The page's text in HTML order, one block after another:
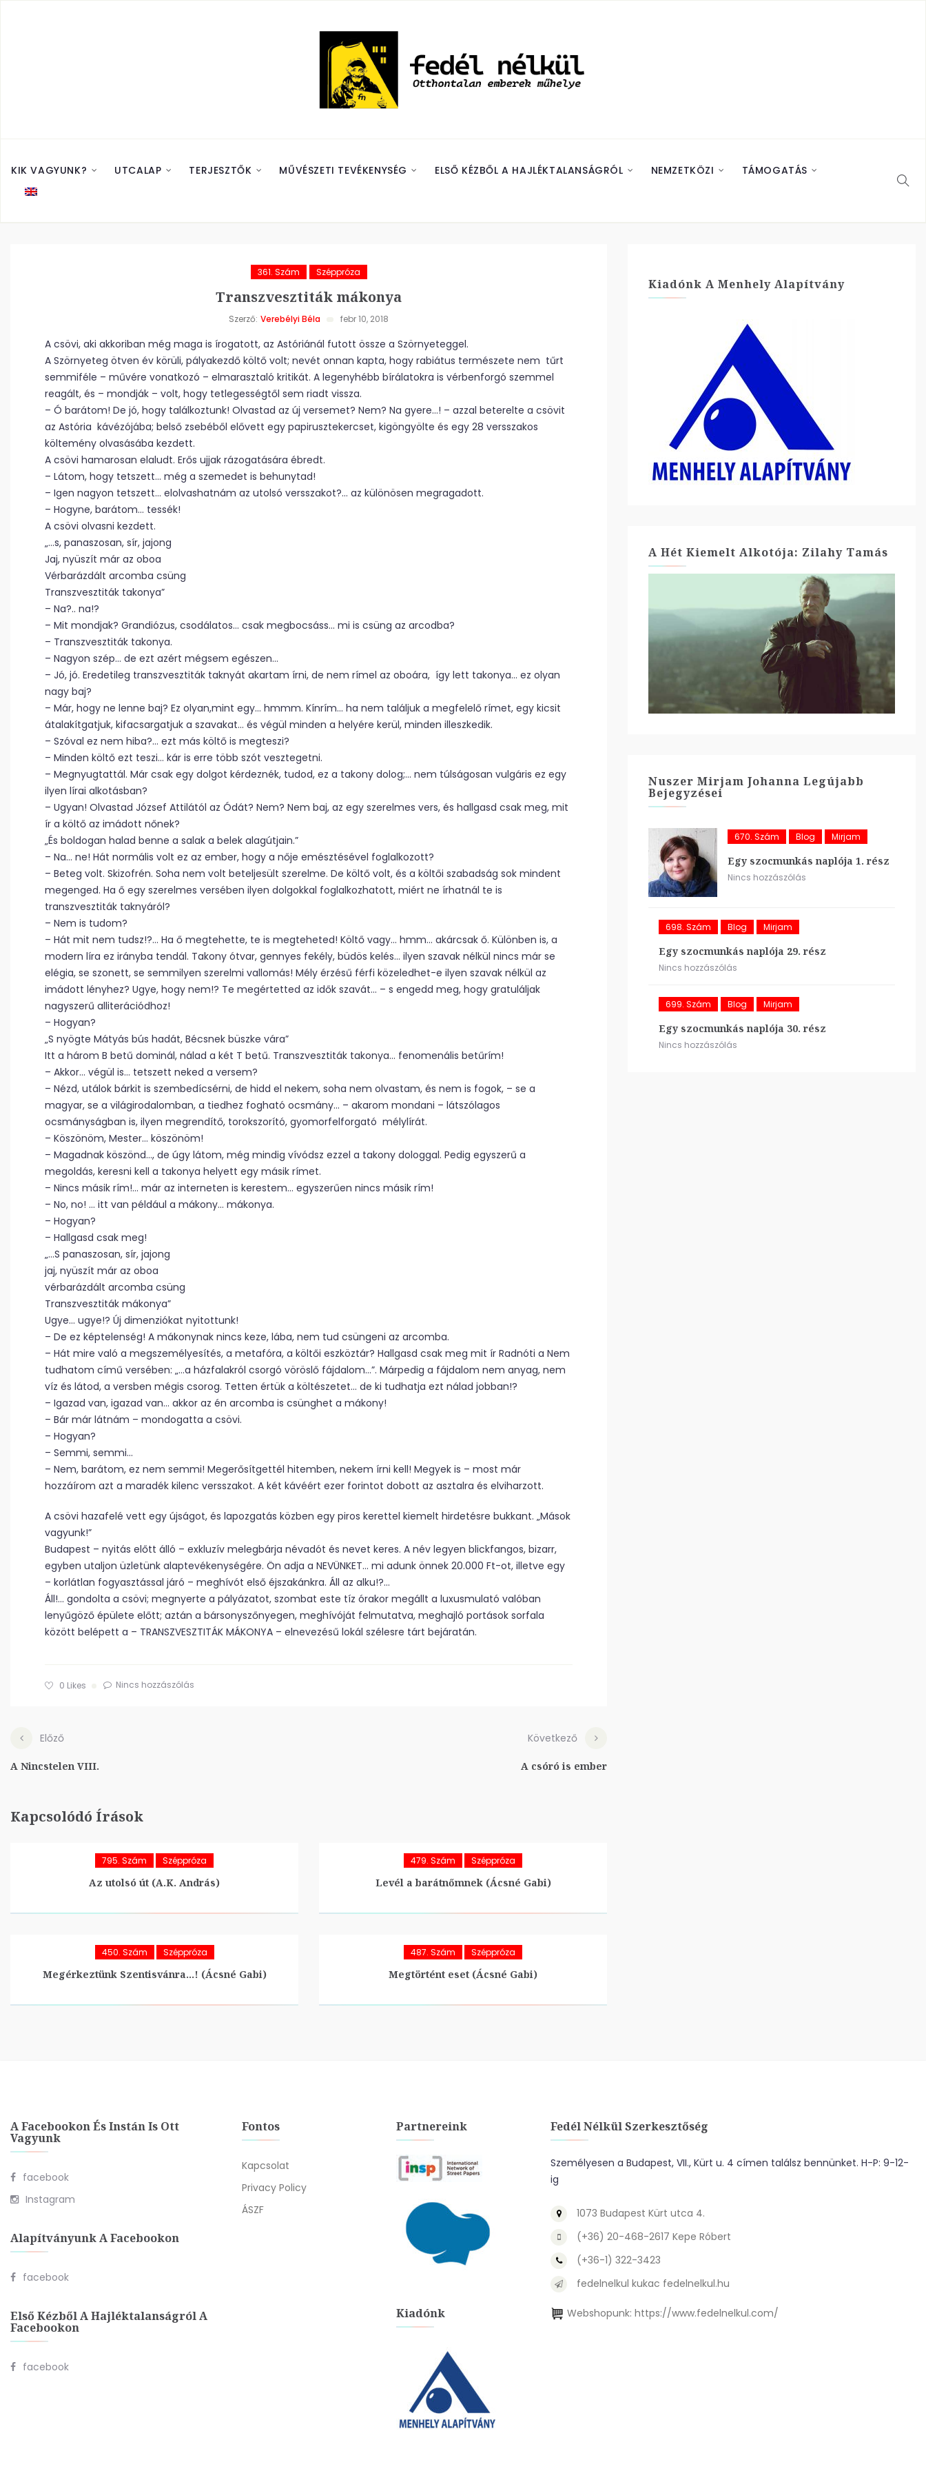
KIK VAGYUNK? UTCALAP TERJESZTŐK MŰVÉSZETI TEVÉKENYSÉG ELSŐ KÉZBŐL A HAJLÉKTALANSÁGRÓL NEMZETKÖZI TÁMOGATÁS
361. Szám Széppróza
Transzvesztiták mákonya
Szerző: Verebélyi Béla febr 10, 2018
A csövi, aki akkoriban még maga is írogatott, az Astóriánál futott össze a Szörnyeteggel.
A Szörnyeteg ötven év körüli, pályakezdő költő volt; nevét onnan kapta, hogy rabiátus természete nem tűrt
semmiféle – művére vonatkozó – elmarasztaló kritikát. A legenyhébb bírálatokra is vérbenforgó szemmel
reagált, és – mondják – volt, hogy tetlegességtől sem riadt vissza.
– Ó barátom! De jó, hogy találkoztunk! Olvastad az új versemet? Nem? Na gyere…! – azzal beterelte a csövit
az Astória kávézójába; belső zsebéből elővett egy papirusztekercset, kigöngyölte és egy 28 versszakos
költemény olvasásába kezdett.
A csövi hamarosan elaludt. Erős ujjak rázogatására ébredt.
– Látom, hogy tetszett… még a szemedet is behunytad!
– Igen nagyon tetszett… elolvashatnám az utolsó versszakot?… az különösen megragadott.
– Hogyne, barátom… tessék!
A csövi olvasni kezdett.
„…s, panaszosan, sír, jajong
Jaj, nyüszít már az oboa
Vérbarázdált arcomba csüng
Transzvesztiták takonya”
– Na?.. na!?
– Mit mondjak? Grandiózus, csodálatos… csak megbocsáss… mi is csüng az arcodba?
– Transzvesztiták takonya.
– Nagyon szép… de ezt azért mégsem egészen…
– Jó, jó. Eredetileg transzvesztiták taknyát akartam írni, de nem rímel az oboára, így lett takonya… ez olyan
nagy baj?
– Már, hogy ne lenne baj? Ez olyan,mint egy… hmmm. Kínrím… ha nem találjuk a megfelelő rímet, egy kicsit
átalakítgatjuk, kifacsargatjuk a szavakat… és végül minden a helyére kerül, minden illeszkedik.
– Szóval ez nem hiba?… ezt más költő is megteszi?
– Minden költő ezt teszi… kár is erre több szót vesztegetni.
– Megnyugtattál. Már csak egy dolgot kérdeznék, tudod, ez a takony dolog;… nem túlságosan vulgáris ez egy
ilyen lírai alkotásban?
– Ugyan! Olvastad József Attilától az Ódát? Nem? Nem baj, az egy szerelmes vers, és hallgasd csak meg, mit
ír a költő az imádott nőnek?
„És boldogan halad benne a salak a belek alagútjain.”
– Na… ne! Hát normális volt ez az ember, hogy a nője emésztésével foglalkozott?
– Beteg volt. Skizofrén. Soha nem volt beteljesült szerelme. De költő volt, és a költői szabadság sok mindent
megenged. Ha ő egy szerelmes versében ilyen dolgokkal foglalkozhatott, miért ne írhatnál te is
transzvesztiták taknyáról?
– Nem is tudom?
– Hát mit nem tudsz!?… Ha ő megtehette, te is megteheted! Költő vagy… hmm… akárcsak ő. Különben is, a
modern líra ez irányba tendál. Takony ótvar, gennyes fekély, büdös kelés… ilyen szavak nélkül nincs már se
elégia, se szonett, se semmilyen szerelmi vallomás! Mély érzésű férfi közeledhet-e ilyen szavak nélkül az
imádott lényhez? Ugye, hogy nem!? Te megértetted az idők szavát… – s engedd meg, hogy gratuláljak
nagyszerű alliterációdhoz!
– Hogyan?
„S nyögte Mátyás bús hadát, Bécsnek büszke vára”
Itt a három B betű dominál, nálad a két T betű. Transzvesztiták takonya… fenomenális betűrím!
– Akkor… végül is… tetszett neked a versem?
– Nézd, utálok bárkit is szembedícsérni, de hidd el nekem, soha nem olvastam, és nem is fogok, – se a
magyar, se a világirodalomban, a tiedhez fogható ocsmány… – akarom mondani – látszólagos
ocsmányságban is, ilyen megrendítő, torokszorító, gyomorfelforgató mélylírát.
– Köszönöm, Mester… köszönöm!
– Magadnak köszönd…, de úgy látom, még mindig vívódsz ezzel a takony dologgal. Pedig egyszerű a
megoldás, keresni kell a takonya helyett egy másik rímet.
– Nincs másik rím!… már az interneten is kerestem… egyszerűen nincs másik rím!
– No, no! … itt van például a mákony… mákonya.
– Hogyan?
– Hallgasd csak meg!
„…S panaszosan, sír, jajong
jaj, nyüszít már az oboa
vérbarázdált arcomba csüng
Transzvesztiták mákonya”
Ugye… ugye!? Új dimenziókat nyitottunk!
– De ez képtelenség! A mákonynak nincs keze, lába, nem tud csüngeni az arcomba.
– Hát mire való a megszemélyesítés, a metafóra, a költői eszköztár? Hallgasd csak meg mit ír Radnóti a Nem
tudhatom című versében: „…a házfalakról csorgó vöröslő fájdalom…”. Márpedig a fájdalom nem anyag, nem
víz és látod, a versben mégis csorog. Tetten értük a költészetet… de ki tudhatja ezt nálad jobban!?
– Igazad van, igazad van… akkor az én arcomba is csünghet a mákony!
– Bár már látnám – mondogatta a csövi.
– Hogyan?
– Semmi, semmi…
– Nem, barátom, ez nem semmi! Megerősítgettél hitemben, nekem írni kell! Megyek is – most már
hozzáírom azt a maradék kilenc versszakot. A két kávéért ezer forintot dobott az asztalra és elviharzott.
A csövi hazafelé vett egy újságot, és lapozgatás közben egy piros kerettel kiemelt hirdetésre bukkant. „Mások
vagyunk!”
Budapest – nyitás előtt álló – exkluzív melegbárja névadót és nevet keres. A név legyen blickfangos, bizarr,
egyben utaljon üzletünk alaptevékenységére. Ön adja a NEVÜNKET… mi adunk önnek 20.000 Ft-ot, illetve egy
– korlátlan fogyasztással járó – meghívót első éjszakánkra. Áll az alku!?…
Áll!… gondolta a csövi; megnyerte a pályázatot, szombat este tíz órakor megállt a luxusmulató valóban
lenyűgöző épülete előtt; aztán a bársonyszőnyegen, meghívóját felmutatva, meghajló portások sorfala
között belépett a – TRANSZVESZTITÁK MÁKONYA – elnevezésű lokál szélesre tárt bejáratán.
0 Likes Nincs hozzászólás
Előző
A Nincstelen VIII.
Következő
A csóró is ember
Kapcsolódó Írások
795. Szám Széppróza
Az utolsó út (A.K. András)
479. Szám Széppróza
Levél a barátnőmnek (Ácsné Gabi)
450. Szám Széppróza
Megérkeztünk Szentisvánra…! (Ácsné Gabi)
487. Szám Széppróza
Megtörtént eset (Ácsné Gabi)
Kiadónk A Menhely Alapítvány
A Hét Kiemelt Alkotója: Zilahy Tamás
Nuszer Mirjam Johanna Legújabb
Bejegyzései
670. Szám Blog Mirjam
Egy szocmunkás naplója 1. rész
Nincs hozzászólás
698. Szám Blog Mirjam
Egy szocmunkás naplója 29. rész
Nincs hozzászólás
699. Szám Blog Mirjam
Egy szocmunkás naplója 30. rész
Nincs hozzászólás
A Facebookon És Instán Is Ott
Vagyunk
facebook
Instagram
Alapítványunk A Facebookon
facebook
Első Kézből A Hajléktalanságról A
Facebookon
facebook
Fontos
Kapcsolat
Privacy Policy
ÁSZF
Partnereink
Kiadónk
Fedél Nélkül Szerkesztőség
Személyesen a Budapest, VII., Kürt u. 4 címen találsz bennünket. H-P: 9-12-
ig
1073 Budapest Kürt utca 4.
(+36) 20-468-2617 Kepe Róbert
(+36-1) 322-3423
fedelnelkul kukac fedelnelkul.hu
Webshopunk: https://www.fedelnelkul.com/